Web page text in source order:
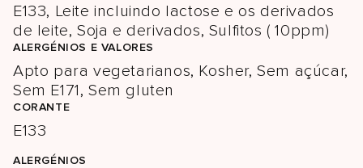
E133, Leite incluindo lactose e os derivados
de leite, Soja e derivados, Sulfitos ( 10ppm)
ALERGÉNIOS E VALORES
Apto para vegetarianos, Kosher, Sem açúcar,
Sem E171, Sem gluten
CORANTE
E133
ALERGÉNIOS